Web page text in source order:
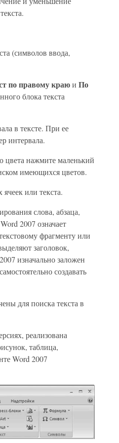
(символов ввода,
по правому краюи По
блока текста
в тексте. При ее
интервала.
цвета нажмите маленький
имеющихся цветов.
или текста.
слова, абзаца,
2007 означает
фрагменту или
заголовок,
изначально заложен
создавать
для поиска текста в
реализована
таблица,
Word 2007